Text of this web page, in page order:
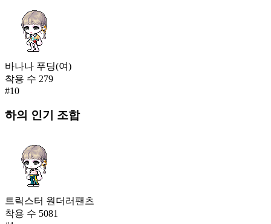
바나나 푸딩(여)
착용 수 279
#10
하의 인기 조합
트릭스터 원더러팬츠
착용 수 5081